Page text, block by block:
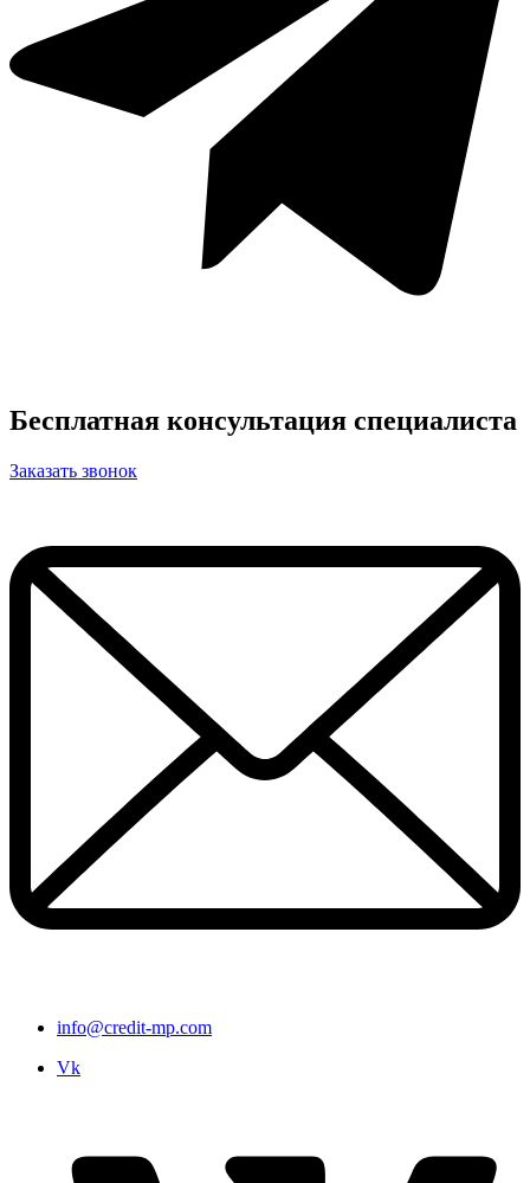
Бесплатная консультация специалиста
Заказать звонок
info@credit-mp.com
Vk